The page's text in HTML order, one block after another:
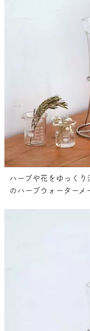
ハーブや花をゆっくり
のハーブウォーターメ